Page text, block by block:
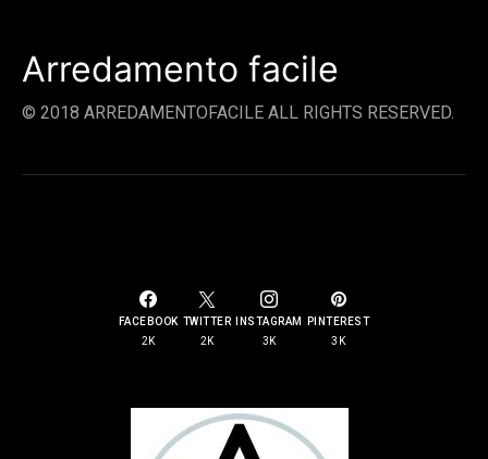
Arredamento facile
© 2018 ARREDAMENTOFACILE ALL RIGHTS RESERVED.
FACEBOOK
2K
TWITTER
2K
INSTAGRAM
3K
PINTEREST
3K